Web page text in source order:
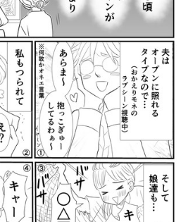
べる
ト
ティ
る
イト
イト